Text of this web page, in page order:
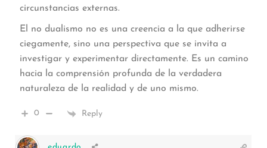
circunstancias externas.
El no dualismo no es una creencia a la que adherirse
ciegamente, sino una perspectiva que se invita a
investigar y experimentar directamente. Es un camino
hacia la comprensión profunda de la verdadera
naturaleza de la realidad y de uno mismo.
0 Reply